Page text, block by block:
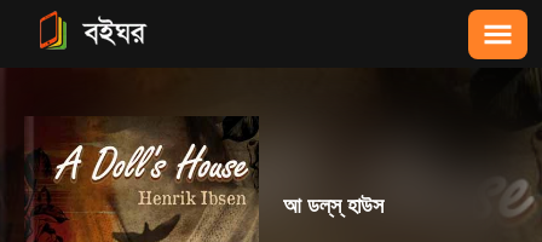
আ ডল্‌স্‌ হাউস